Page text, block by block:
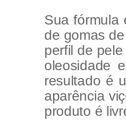
Sua fórmula
de gomas
perfil de
oleosidade
resultado é
aparência
produto é